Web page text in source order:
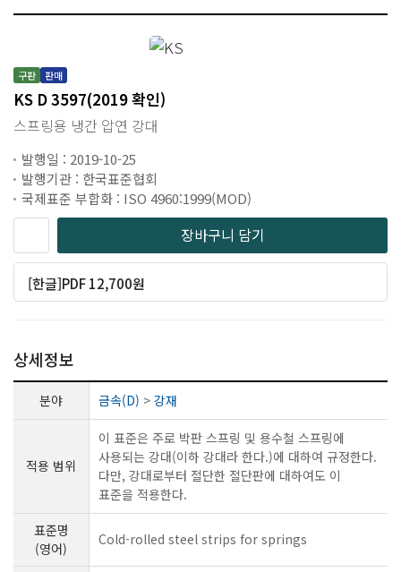
구판 판매
KS D 3597(2019 확인)
스프링용 냉간 압연 강대
발행일 : 2019-10-25
발행기관 : 한국표준협회
국제표준 부합화 : ISO 4960:1999(MOD)
장바구니 담기
[한글]PDF 12,700원
상세정보
분야 금속(D) > 강재
적용 범위
이 표준은 주로 박판 스프링 및 용수철 스프링에
사용되는 강대(이하 강대라 한다.)에 대하여 규정한다.
다만, 강대로부터 절단한 절단판에 대하여도 이
표준을 적용한다.
표준명
(영어)
Cold-rolled steel strips for springs